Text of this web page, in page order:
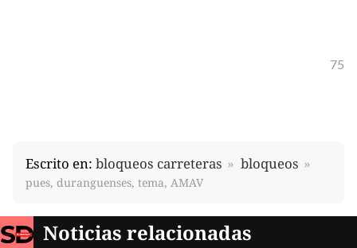
75
Escrito en: bloqueos carreteras bloqueos
pues, duranguenses, tema, AMAV
Noticias relacionadas